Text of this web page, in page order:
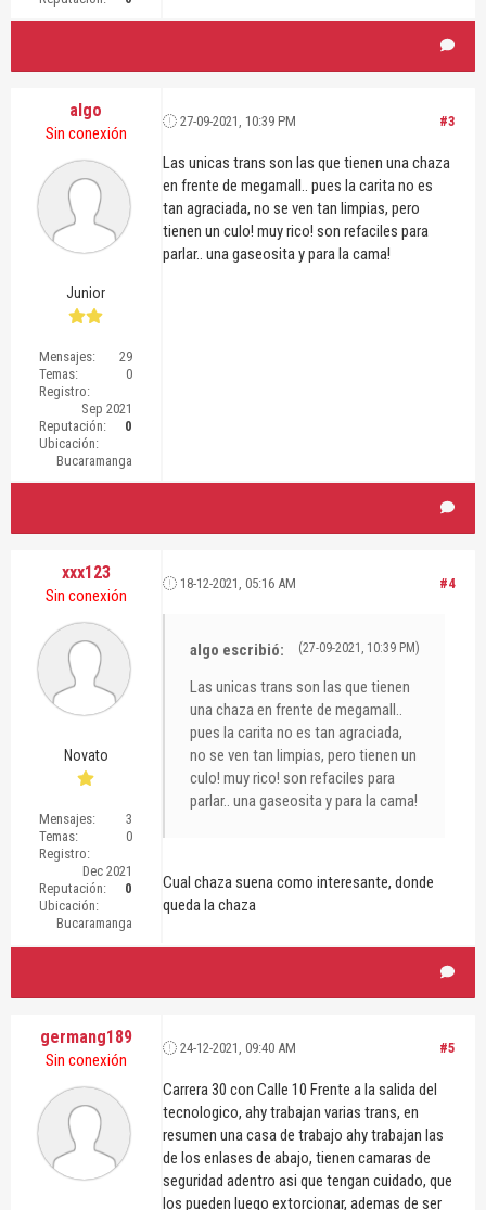
algo
Sin conexión
Junior
Mensajes:
29
Temas:
0
Registro:
Sep 2021
Reputación:
0
Ubicación:
Bucaramanga
#3
27-09-2021, 10:39 PM
Las unicas trans son las que tienen una chaza
en frente de megamall.. pues la carita no es
tan agraciada, no se ven tan limpias, pero
tienen un culo! muy rico! son refaciles para
parlar.. una gaseosita y para la cama!
xxx123
Sin conexión
Novato
Mensajes:
3
Temas:
0
Registro:
Dec 2021
Reputación:
0
Ubicación:
Bucaramanga
#4
18-12-2021, 05:16 AM
(27-09-2021, 10:39 PM)
algo escribió:
Las unicas trans son las que tienen
una chaza en frente de megamall..
pues la carita no es tan agraciada,
no se ven tan limpias, pero tienen un
culo! muy rico! son refaciles para
parlar.. una gaseosita y para la cama!
Cual chaza suena como interesante, donde
queda la chaza
germang189
Sin conexión
#5
24-12-2021, 09:40 AM
Carrera 30 con Calle 10 Frente a la salida del
tecnologico, ahy trabajan varias trans, en
resumen una casa de trabajo ahy trabajan las
de los enlases de abajo, tienen camaras de
seguridad adentro asi que tengan cuidado, que
los pueden luego extorcionar, ademas de ser